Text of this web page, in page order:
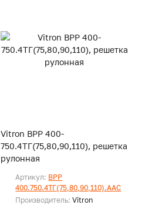
Vitron ВРР 400-
750.4ТГ(75,80,90,110), решетка
рулонная
Артикул: ВРР
400.750.4ТГ(75,80,90,110).ААС
Производитель:Vitron